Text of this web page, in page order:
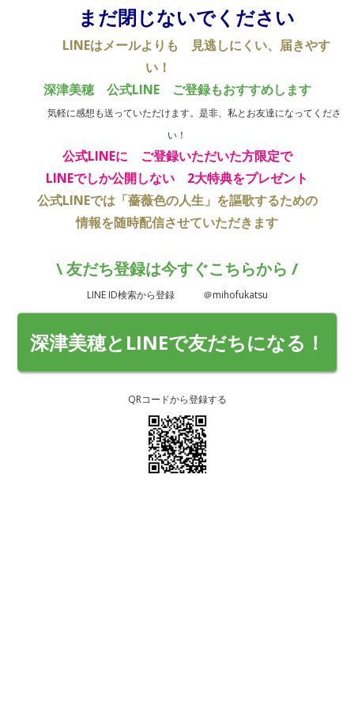
まだ閉じないでください
LINEはメールよりも
見逃しにくい、届きやす
い！
深津美穂 公式LINE
ご登録もおすすめします
気軽に感想も送っていただけます。是非、私とお友達になってくださ
い！
公式LINEに ご登録いただいた方限定で
LINEでしか公開しない 2大特典をプレゼント
公式LINEでは「薔薇色の人生」を謳歌するための
情報を随時配信させていただきます
\ 友だち登録は今すぐこちらから /
LINE ID検索から登録 ＠mihofukatsu
深津美穂とLINEで友だちになる！
QRコードから登録する